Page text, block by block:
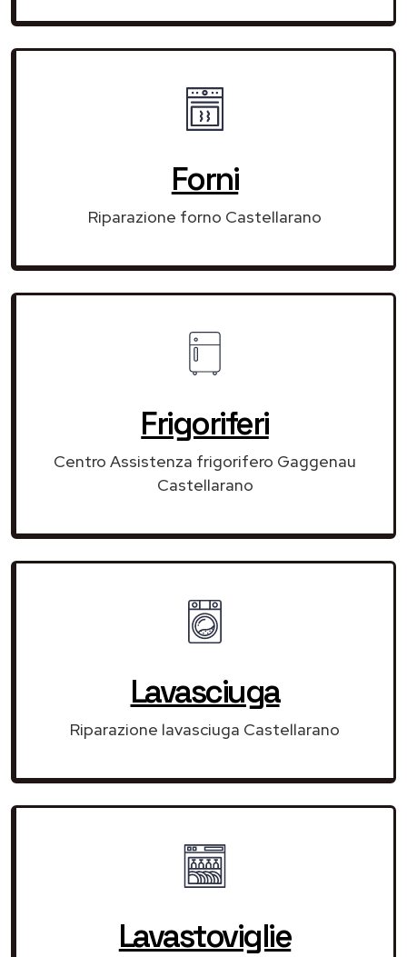
Forni
Riparazione forno Castellarano
Frigoriferi
Centro Assistenza frigorifero Gaggenau
Castellarano
Lavasciuga
Riparazione lavasciuga Castellarano
Lavastoviglie